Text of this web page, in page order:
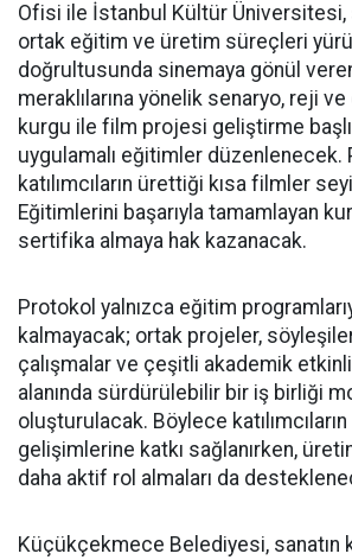
Ofisi ile İstanbul Kültür Üniversitesi,
ortak eğitim ve üretim süreçleri
doğrultusunda sinemaya gönül
meraklılarına yönelik senaryo, reji
kurgu ile film projesi geliştirme
uygulamalı eğitimler düzenlenecek.
katılımcıların ürettiği kısa filmler
Eğitimlerini başarıyla tamamlayan
sertifika almaya hak kazanacak.
Protokol yalnızca eğitim
kalmayacak; ortak projeler,
çalışmalar ve çeşitli akademik
alanında sürdürülebilir bir iş birliği
oluşturulacak. Böylece
gelişimlerine katkı sağlanırken,
daha aktif rol almaları da
Küçükçekmece Belediyesi, sanatın